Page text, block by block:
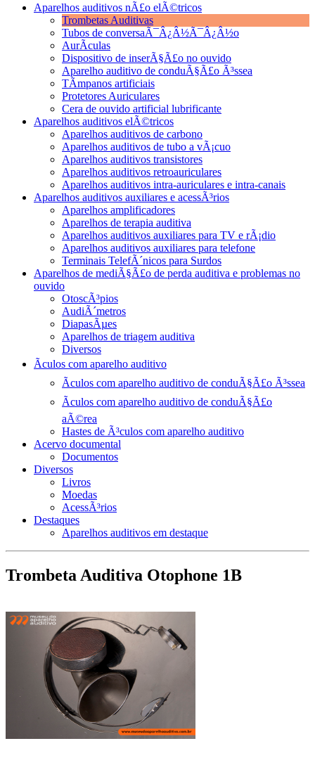
Aparelhos auditivos nÃ£o elÃ©tricos
Trombetas Auditivas
Tubos de conversaÃ¯Â¿Â½Ã¯Â¿Â½o
AurÃ­culas
Dispositivo de inserÃ§Ã£o no ouvido
Aparelho auditivo de conduÃ§Ã£o Ã³ssea
TÃ­mpanos artificiais
Protetores Auriculares
Cera de ouvido artificial lubrificante
Aparelhos auditivos elÃ©tricos
Aparelhos auditivos de carbono
Aparelhos auditivos de tubo a vÃ¡cuo
Aparelhos auditivos transistores
Aparelhos auditivos retroauriculares
Aparelhos auditivos intra-auriculares e intra-canais
Aparelhos auditivos auxiliares e acessÃ³rios
Aparelhos amplificadores
Aparelhos de terapia auditiva
Aparelhos auditivos auxiliares para TV e rÃ¡dio
Aparelhos auditivos auxiliares para telefone
Terminais TelefÃ´nicos para Surdos
Aparelhos de mediÃ§Ã£o de perda auditiva e problemas no
ouvido
OtoscÃ³pios
AudiÃ´metros
DiapasÃµes
Aparelhos de triagem auditiva
Diversos
Ãculos com aparelho auditivo
Ãculos com aparelho auditivo de conduÃ§Ã£o Ã³ssea
Ãculos com aparelho auditivo de conduÃ§Ã£o
aÃ©rea
Hastes de Ã³culos com aparelho auditivo
Acervo documental
Documentos
Diversos
Livros
Moedas
AcessÃ³rios
Destaques
Aparelhos auditivos em destaque
Trombeta Auditiva Otophone 1B